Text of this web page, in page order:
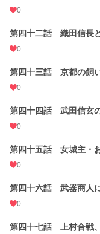
0
第四十二話 織田信長
0
第四十三話 京都の飼
0
第四十四話 武田信玄
0
第四十五話 女城主・
0
第四十六話 武器商人
0
第四十七話 上村合戦